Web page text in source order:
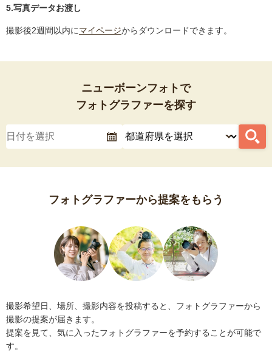
5.写真データお渡し
撮影後2週間以内にマイページからダウンロードできます。
ニューボーンフォトで
フォトグラファーを探す
フォトグラファーから提案をもらう
撮影希望日、場所、撮影内容を投稿すると、フォトグラファーから
撮影の提案が届きます。
提案を見て、気に入ったフォトグラファーを予約することが可能で
す。